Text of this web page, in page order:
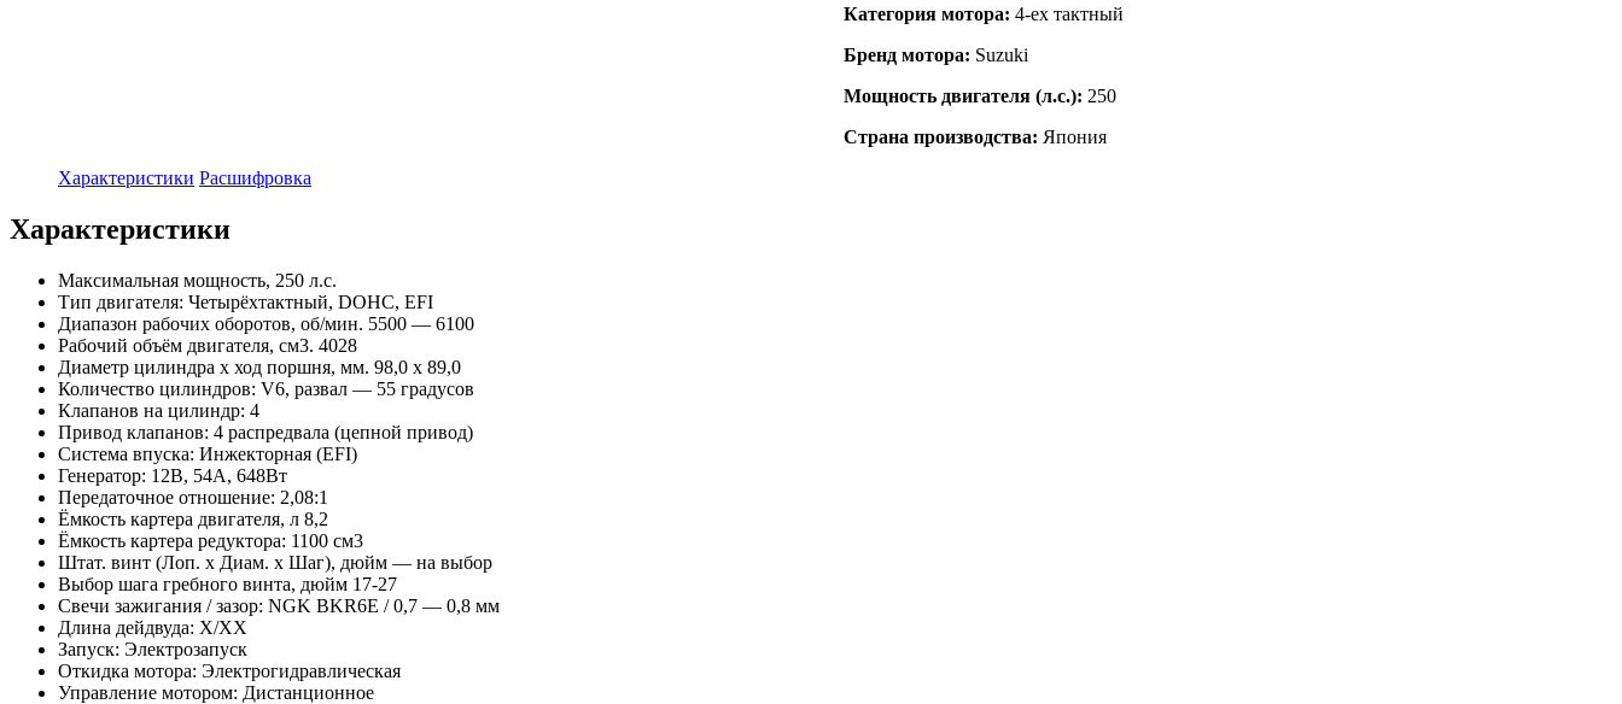
Категория мотора: 4-ех тактный
Бренд мотора: Suzuki
Мощность двигателя (л.с.): 250
Страна производства: Япония
Характеристики Расшифровка
Характеристики
Максимальная мощность, 250 л.с.
Тип двигателя: Четырёхтактный, DOHC, EFI
Диапазон рабочих оборотов, об/мин. 5500 — 6100
Рабочий объём двигателя, см3. 4028
Диаметр цилиндра х ход поршня, мм. 98,0 х 89,0
Количество цилиндров: V6, развал — 55 градусов
Клапанов на цилиндр: 4
Привод клапанов: 4 распредвала (цепной привод)
Система впуска: Инжекторная (EFI)
Генератор: 12В, 54A, 648Вт
Передаточное отношение: 2,08:1
Ёмкость картера двигателя, л 8,2
Ёмкость картера редуктора: 1100 см3
Штат. винт (Лоп. х Диам. х Шаг), дюйм — на выбор
Выбор шага гребного винта, дюйм 17-27
Свечи зажигания / зазор: NGK BKR6E / 0,7 — 0,8 мм
Длина дейдвуда: X/XX
Запуск: Электрозапуск
Откидка мотора: Электрогидравлическая
Управление мотором: Дистанционное